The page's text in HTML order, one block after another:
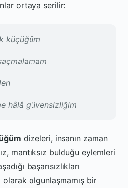
ortaya serilir:
küçüğüm
hâlâ güvensizliğim
dizeleri, insanın zaman
mantıksız bulduğu eylemleri
başarısızlıkları
olgunlaşmamış bir